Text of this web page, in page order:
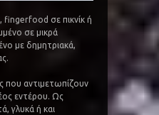
fingerfood σε πικνίκ ή
σε μικρά
με δημητριακά,
που αντιμετωπίζουν
εντέρου. Ως
γλυκά ή και